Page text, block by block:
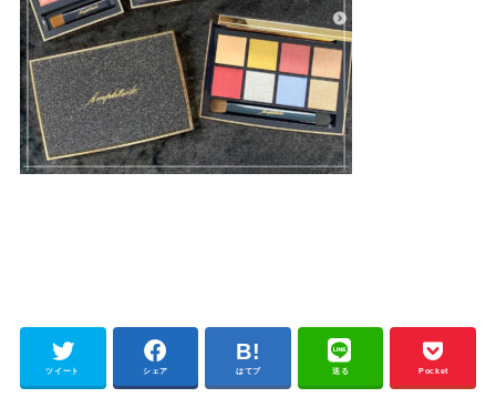
ツイート シェア はてブ 送る Pocket